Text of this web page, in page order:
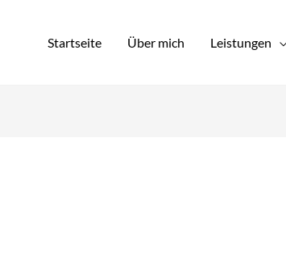
Startseite Über mich Leistungen